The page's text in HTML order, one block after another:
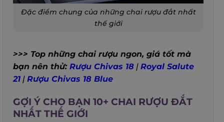
Đặc điểm chung của những chai rượu đắt nhất
thế giới
>>> Top những chai rượu ngon, giá tốt mà
bạn nên thử: Rượu Chivas 18 | Royal Salute
21 | Rượu Chivas 18 Blue
GỢI Ý CHO BẠN 10+ CHAI RƯỢU ĐẮT
NHẤT THẾ GIỚI